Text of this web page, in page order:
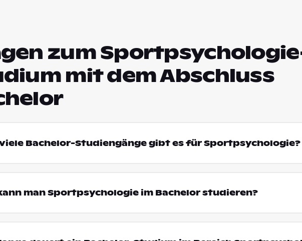
zum
mit dem Abschluss
Bachelor-Studiengänge gibt es für Sportpsychologie?
man Sportpsychologie im Bachelor studieren?